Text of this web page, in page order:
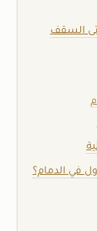
السقف
في الدمام؟